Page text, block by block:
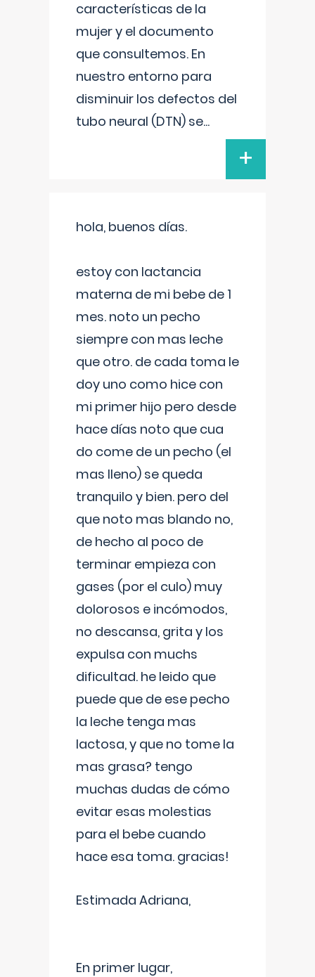
características de la
mujer y el documento
que consultemos. En
nuestro entorno para
disminuir los defectos del
tubo neural (DTN) se...
+
hola, buenos días.
estoy con lactancia
materna de mi bebe de 1
mes. noto un pecho
siempre con mas leche
que otro. de cada toma le
doy uno como hice con
mi primer hijo pero desde
hace días noto que cua
do come de un pecho (el
mas lleno) se queda
tranquilo y bien. pero del
que noto mas blando no,
de hecho al poco de
terminar empieza con
gases (por el culo) muy
dolorosos e incómodos,
no descansa, grita y los
expulsa con muchs
dificultad. he leido que
puede que de ese pecho
la leche tenga mas
lactosa, y que no tome la
mas grasa? tengo
muchas dudas de cómo
evitar esas molestias
para el bebe cuando
hace esa toma. gracias!
Estimada Adriana,
En primer lugar,